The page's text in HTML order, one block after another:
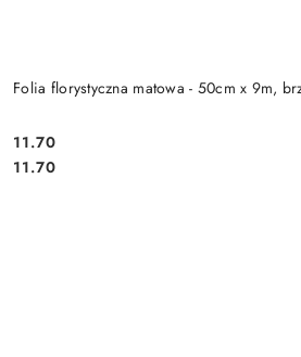
Folia florystyczna matowa - 50cm x 9m,
Cena:
11.70
Cena:
11.70